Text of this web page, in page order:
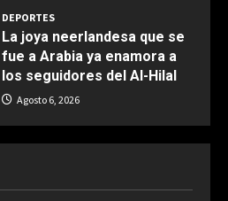
COCINA
Ternera guisada con
senderuelas
DEPORTES
La joya neerlandesa que se
fue a Arabia ya enamora a
los seguidores del Al-Hilal
Agosto 6, 2026
“se cometieron errores”